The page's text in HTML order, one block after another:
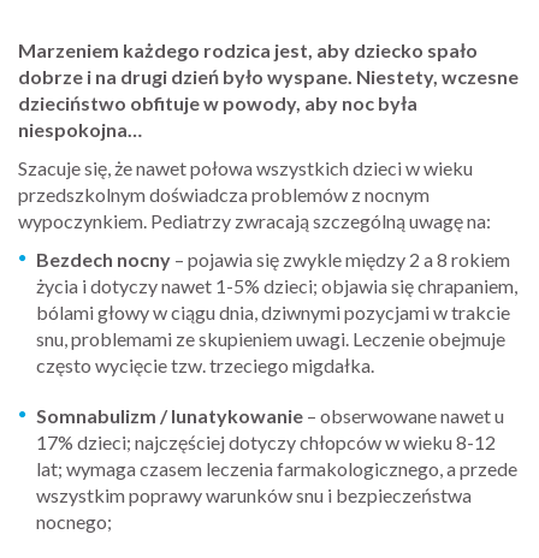
Marzeniem każdego rodzica jest, aby dziecko spało
dobrze i na drugi dzień było wyspane. Niestety, wczesne
dzieciństwo obfituje w powody, aby noc była
niespokojna…
Szacuje się, że nawet połowa wszystkich dzieci w wieku
przedszkolnym doświadcza problemów z nocnym
wypoczynkiem. Pediatrzy zwracają szczególną uwagę na:
Bezdech nocny – pojawia się zwykle między 2 a 8 rokiem
życia i dotyczy nawet 1-5% dzieci; objawia się chrapaniem,
bólami głowy w ciągu dnia, dziwnymi pozycjami w trakcie
snu, problemami ze skupieniem uwagi. Leczenie obejmuje
często wycięcie tzw. trzeciego migdałka.
Somnabulizm / lunatykowanie – obserwowane nawet u
17% dzieci; najczęściej dotyczy chłopców w wieku 8-12
lat; wymaga czasem leczenia farmakologicznego, a przede
wszystkim poprawy warunków snu i bezpieczeństwa
nocnego;